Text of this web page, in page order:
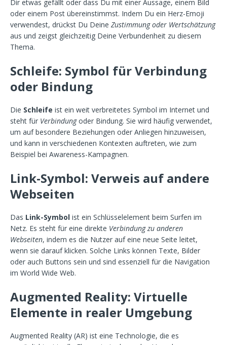
Dir etwas gefällt oder dass Du mit einer Aussage, einem Bild
oder einem Post übereinstimmst. Indem Du ein Herz-Emoji
verwendest, drückst Du Deine Zustimmung oder Wertschätzung
aus und zeigst gleichzeitig Deine Verbundenheit zu diesem
Thema.
Schleife: Symbol für Verbindung
oder Bindung
Die Schleife ist ein weit verbreitetes Symbol im Internet und
steht für Verbindungoder Bindung. Sie wird häufig verwendet,
um auf besondere Beziehungen oder Anliegen hinzuweisen,
und kann in verschiedenen Kontexten auftreten, wie zum
Beispiel bei Awareness-Kampagnen.
Link-Symbol: Verweis auf andere
Webseiten
Das Link-Symbol ist ein Schlüsselelement beim Surfen im
Netz. Es steht für eine direkte Verbindung zu anderen
Webseiten, indem es die Nutzer auf eine neue Seite leitet,
wenn sie darauf klicken. Solche Links können Texte, Bilder
oder auch Buttons sein und sind essenziell für die Navigation
im World Wide Web.
Augmented Reality: Virtuelle
Elemente in realer Umgebung
Augmented Reality (AR) ist eine Technologie, die es